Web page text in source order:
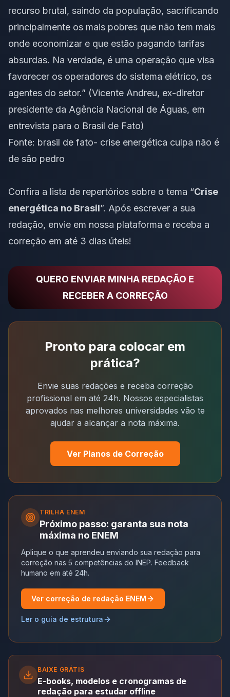
recurso brutal, saindo da população, sacrificando
principalmente os mais pobres que não tem mais
onde economizar e que estão pagando tarifas
absurdas. Na verdade, é uma operação que visa
favorecer os operadores do sistema elétrico, os
agentes do setor.” (Vicente Andreu, ex-diretor
presidente da Agência Nacional de Águas, em
entrevista para o Brasil de Fato)
Fonte: brasil de fato- crise energética culpa não é
de são pedro
Confira a lista de repertórios sobre o tema “Crise
energética no Brasil”. Após escrever a sua
redação, envie em nossa plataforma e receba a
correção em até 3 dias úteis!
QUERO ENVIAR MINHA REDAÇÃO E
RECEBER A CORREÇÃO
Pronto para colocar em
prática?
Envie suas redações e receba correção
profissional em até 24h. Nossos especialistas
aprovados nas melhores universidades vão te
ajudar a alcançar a nota máxima.
Ver Planos de Correção
TRILHA ENEM
Próximo passo: garanta sua nota
máxima no ENEM
Aplique o que aprendeu enviando sua redação para
correção nas 5 competências do INEP. Feedback
humano em até 24h.
Ver correção de redação ENEM
Ler o guia de estrutura
BAIXE GRÁTIS
E-books, modelos e cronogramas de
redação para estudar offline